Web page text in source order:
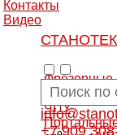
Контакты
Видео
+7 909
Фрезерные
ЧПУ